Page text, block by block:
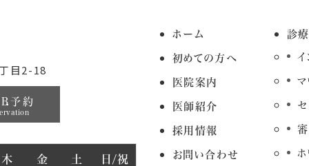
目2-18
予約
木 金 土 日/祝
ホーム
初めての方へ
医院案内
医師紹介
採用情報
お問い合わせ
診
イ